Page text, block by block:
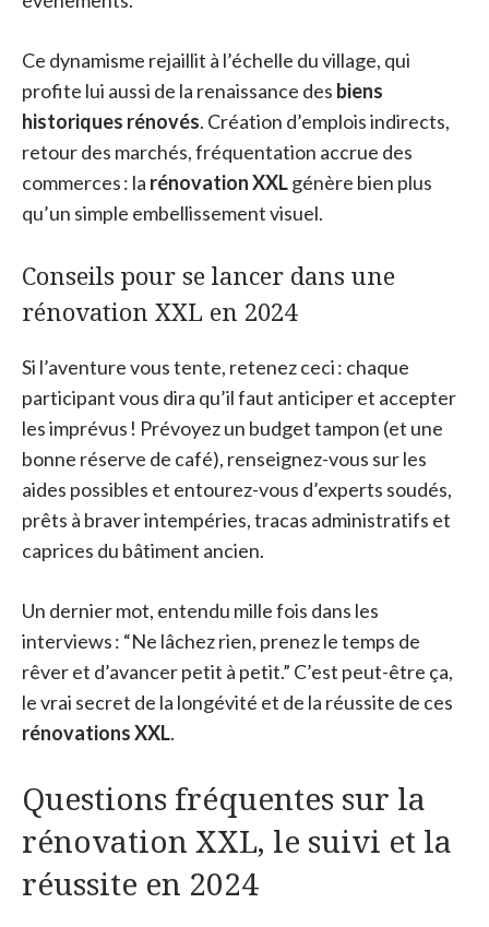
Ce dynamisme rejaillit à l’échelle du village, qui
profite lui aussi de la renaissance des biens
historiques rénovés. Création d’emplois indirects,
retour des marchés, fréquentation accrue des
commerces : la rénovation XXLgénère bien plus
qu’un simple embellissement visuel.
Conseils pour se lancer dans une
rénovation XXL en 2024
Si l’aventure vous tente, retenez ceci : chaque
participant vous dira qu’il faut anticiper et accepter
les imprévus ! Prévoyez un budget tampon (et une
bonne réserve de café), renseignez-vous sur les
aides possibles et entourez-vous d’experts soudés,
prêts à braver intempéries, tracas administratifs et
caprices du bâtiment ancien.
Un dernier mot, entendu mille fois dans les
interviews : “Ne lâchez rien, prenez le temps de
rêver et d’avancer petit à petit.” C’est peut-être ça,
le vrai secret de la longévité et de la réussite de ces
rénovations XXL.
Questions fréquentes sur la
rénovation XXL, le suivi et la
réussite en 2024